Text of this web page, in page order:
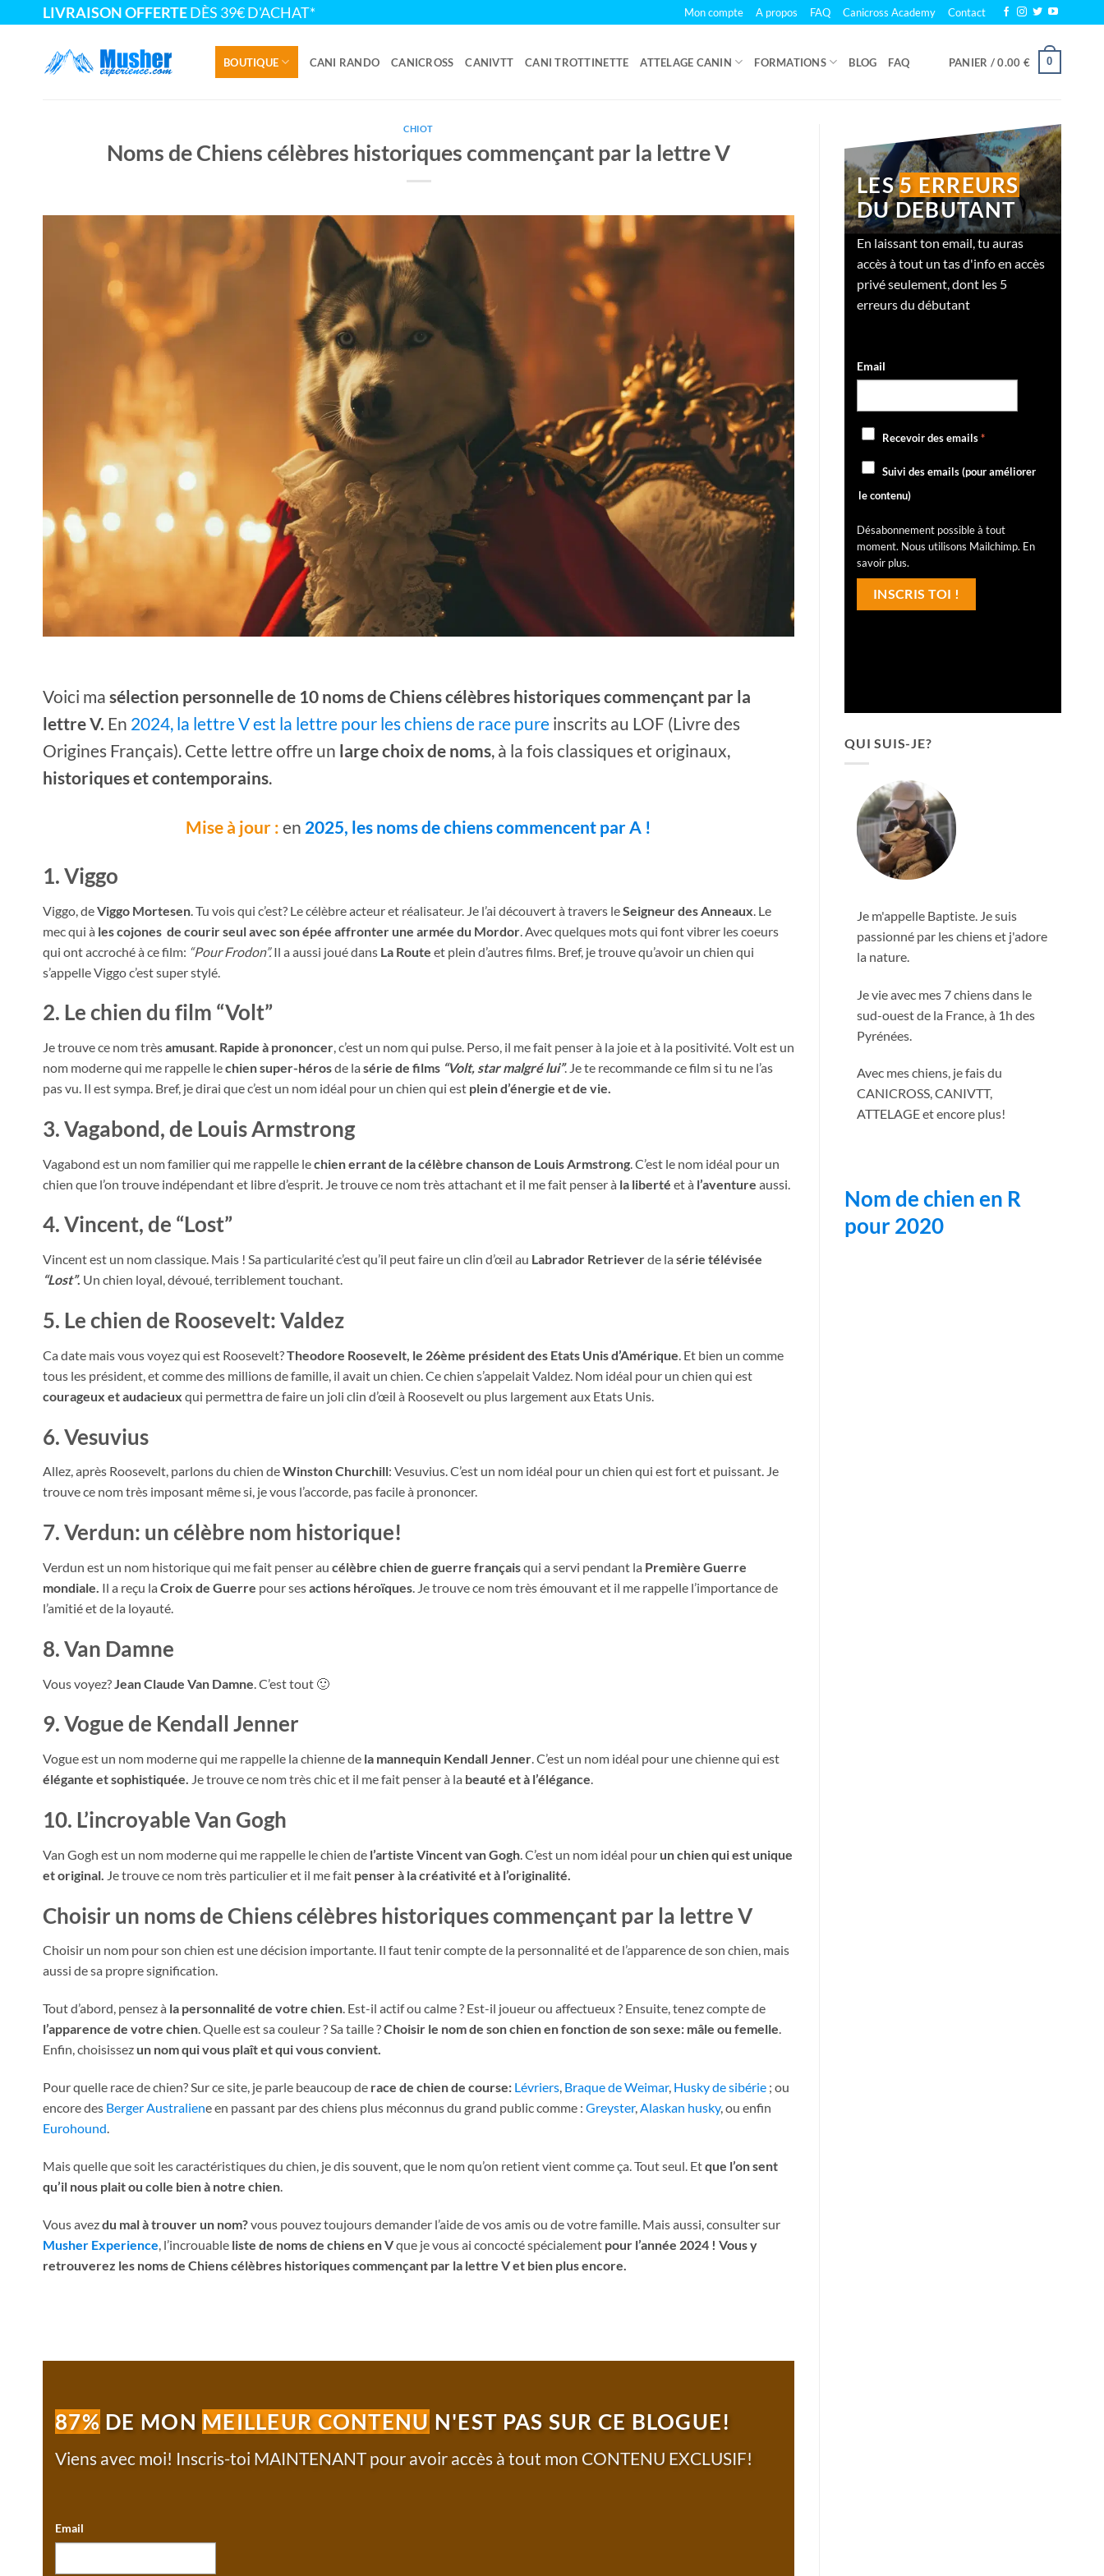
au
LIVRAISON OFFERTEDÈS 39€ D'ACHAT* Mon compte A propos FAQ Canicross Academy Contact
BOUTIQUE CANI RANDO CANICROSS CANIVTT CANI TROTTINETTE ATTELAGE CANIN FORMATIONS BLOG FAQ PANIER /0.00 € 0
CHIOT
Noms de Chiens célèbres historiques commençant par la lettre V
Voici ma sélection personnelle de 10 noms de Chiens célèbres historiques commençant par la
lettre V. En 2024, la lettre V est la lettre pour les chiens de race pure inscrits au LOF (Livre des
Origines Français). Cette lettre offre un large choix de noms, à la fois classiques et originaux,
historiques et contemporains.
Mise à jour : en 2025, les noms de chiens commencent par A !
1. Viggo
Viggo, deViggo Mortesen . Tu vois qui c’est? Le célèbre acteur et réalisateur. Je l’ai découvert à travers leSeigneur des Anneaux . Le
mec qui à les cojones de courir seul avec son épée affronter une armée du Mordor . Avec quelques mots qui font vibrer les coeurs
qui ont accroché à ce film: “Pour Frodon”.Il a aussi joué dans La Route et plein d’autres films. Bref, je trouve qu’avoir un chien qui
s’appelle Viggo c’est super stylé.
2. Le chien du film “Volt”
Je trouve ce nom trèsamusant. Rapide à prononcer, c’est un nom qui pulse. Perso, il me fait penser à la joie et à la positivité. Volt est un
nom moderne qui me rappelle lechien super-hérosde la série de films “Volt, star malgré lui”. Je te recommande ce film si tu ne l’as
pas vu. Il est sympa. Bref, je dirai que c’est un nom idéal pour un chien qui est plein d’énergie et de vie.
3. Vagabond, de Louis Armstrong
Vagabond est un nom familier qui me rappelle lechien errant de la célèbre chanson de Louis Armstrong . C’est le nom idéal pour un
chien que l’on trouve indépendant et libre d’esprit. Je trouve ce nom très attachant et il me fait penser à la liberté et à l’aventure aussi.
4. Vincent, de “Lost”
Vincent est un nom classique. Mais ! Sa particularité c’est qu’il peut faire un clin d’œil au Labrador Retrieverde la série télévisée
“Lost”. Un chien loyal, dévoué, terriblement touchant.
5. Le chien de Roosevelt: Valdez
Ca date mais vous voyez qui est Roosevelt?Theodore Roosevelt, le 26ème président des Etats Unis d’Amérique. Et bien un comme
tous les président, et comme des millions de famille, il avait un chien. Ce chien s’appelait Valdez. Nom idéal pour un chien qui est
courageux et audacieux qui permettra de faire un joli clin d’œil à Roosevelt ou plus largement aux Etats Unis.
6. Vesuvius
Allez, après Roosevelt, parlons du chien deWinston Churchill: Vesuvius. C’est un nom idéal pour un chien qui est fort et puissant. Je
trouve ce nom très imposant même si, je vous l’accorde, pas facile à prononcer.
7. Verdun: un célèbre nom historique!
Verdun est un nom historique qui me fait penser au célèbre chien de guerre françaisqui a servi pendant la Première Guerre
mondiale. Il a reçu la Croix de Guerre pour sesactions héroïques. Je trouve ce nom très émouvant et il me rappelle l’importance de
l’amitié et de la loyauté.
8. Van Damne
Vous voyez? Jean Claude Van Damne . C’est tout 🙂
9. Vogue de Kendall Jenner
Vogue est un nom moderne qui me rappelle la chienne de la mannequin Kendall Jenner. C’est un nom idéal pour une chienne qui est
élégante et sophistiquée. Je trouve ce nom très chic et il me fait penser à la beauté et à l’élégance.
10. L’incroyable Van Gogh
Van Gogh est un nom moderne qui me rappelle le chien de l’artiste Vincent van Gogh. C’est un nom idéal pour un chien qui est unique
et original. Je trouve ce nom très particulier et il me fait penser à la créativité et à l’originalité.
Choisir un noms de Chiens célèbres historiques commençant par la lettre V
Choisir un nom pour son chien est une décision importante. Il faut tenir compte de la personnalité et de l’apparence de son chien, mais
aussi de sa propre signification.
Tout d’abord, pensez à la personnalité de votre chien. Est-il actif ou calme ? Est-il joueur ou affectueux ? Ensuite, tenez compte de
l’apparence de votre chien. Quelle est sa couleur ? Sa taille ?Choisir le nom de son chien en fonction de son sexe: mâle ou femelle.
Enfin, choisissez un nom qui vous plaît et qui vous convient.
Pour quelle race de chien? Sur ce site, je parle beaucoup de race de chien de course: Lévriers, Braque de Weimar, Husky de sibérie ; ou
encore des Berger Australiene en passant par des chiens plus méconnus du grand public comme : Greyster,Alaskan husky, ou enfin
Eurohound.
Mais quelle que soit les caractéristiques du chien, je dis souvent, que le nom qu’on retient vient comme ça. Tout seul. Etque l’on sent
qu’il nous plait ou colle bien à notre chien.
Vous avezdu mal à trouver un nom?vous pouvez toujours demander l’aide de vos amis ou de votre famille. Mais aussi, consulter sur
Musher Experience , l’incrouable liste de noms de chiens en Vque je vous ai concocté spécialement pour l’année 2024 ! Vous y
retrouverez les noms de Chiens célèbres historiques commençant par la lettre V et bien plus encore.
87%DE MON MEILLEUR CONTENUN'EST PAS SUR CE BLOGUE!
Viens avec moi! Inscris-toi MAINTENANT pour avoir accès à tout mon CONTENU EXCLUSIF!
Email
LES5 ERREURS
DU DEBUTANT
En laissant ton email, tu auras
accès à tout un tas d'info en accès
privé seulement, dont les 5
erreurs du débutant
Email
Recevoir des emails*
Suivi des emails (pour améliorer
le contenu)
Désabonnement possible à tout
moment. Nous utilisons Mailchimp. En
savoir plus.
QUI SUIS-JE?
Je m'appelle Baptiste. Je suis
passionné par les chiens et j'adore
la nature.
Je vie avec mes 7 chiens dans le
sud-ouest de la France, à 1h des
Pyrénées.
Avec mes chiens, je fais du
CANICROSS, CANIVTT,
ATTELAGE et encore plus!
Nom de chien en R
pour 2020